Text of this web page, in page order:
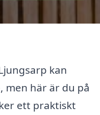
kan
men här är du på
ett praktiskt